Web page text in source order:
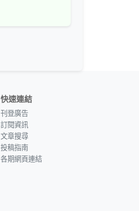
快速連結
刊登廣告
訂閱資訊
文章搜尋
投稿指南
各期網頁連結